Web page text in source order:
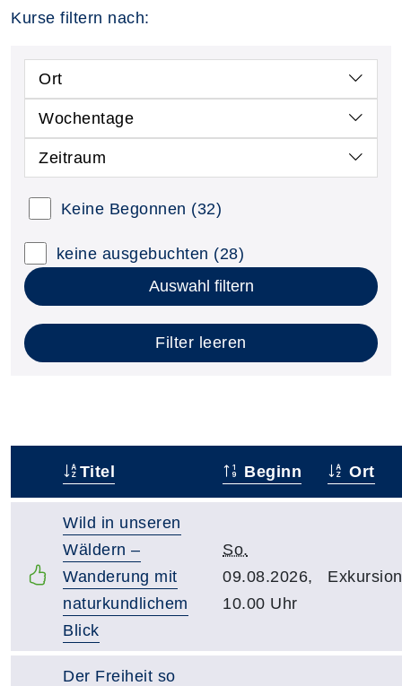
Kurse filtern nach:
Ort
Wochentage
Zeitraum
Keine Begonnen (32)
keine ausgebuchten (28)
Auswahl filtern
Filter leeren
Titel Beginn Ort
Wild in unseren
Wäldern –
Wanderung mit
naturkundlichem
Blick
So.
09.08.2026,
10.00 Uhr
Der Freiheit so